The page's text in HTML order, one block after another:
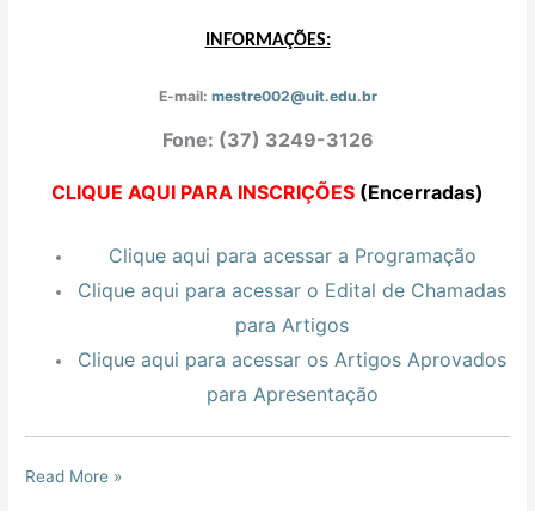
INFORMAÇÕES:
E-mail: mestre002@uit.edu.br
Fone: (37) 3249-3126
CLIQUE AQUI PARA INSCRIÇÕES (Encerradas)
Clique aqui para acessar a Programação
Clique aqui para acessar o Edital de Chamadas
para Artigos
Clique aqui para acessar os Artigos Aprovados
para Apresentação
Read More »